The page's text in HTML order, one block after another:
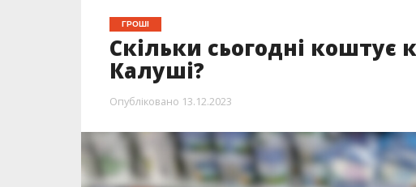
ГРОШІ
Скільки сьогодні
Калуші?
Опубліковано 13.12.2023